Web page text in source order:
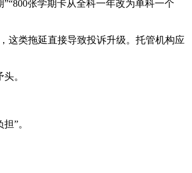
张学期卡从全科一年改为单科一个
这类拖延直接导致投诉升级。托管机构应
。
”。